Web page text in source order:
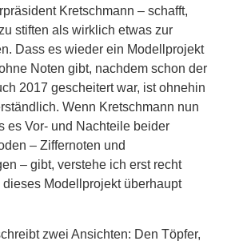
Kretschmann – schafft,
stiften als wirklich etwas zur
Dass es wieder ein Modellprojekt
Noten gibt, nachdem schon der
2017 gescheitert war, ist ohnehin
Wenn Kretschmann nun
es Vor- und Nachteile beider
– Ziffernoten und
– gibt, verstehe ich erst recht
Modellprojekt überhaupt
zwei Ansichten: Den Töpfer,